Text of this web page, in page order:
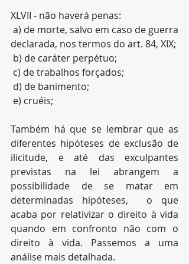
XLVII - não haverá penas:
declarada, nos termos do art. 84, XIX;
b) de caráter perpétuo;
c) de trabalhos forçados;
d) de banimento;
e) cruéis;
Também há que se lembrar que as
diferentes hipóteses de exclusão de
ilicitude, e até das exculpantes
previstas na lei abrangem a
possibilidade de se matar em
determinadas hipóteses,  o que
acaba por relativizar o direito à vida
quando em confronto não com o
direito à vida. Passemos a uma
análise mais detalhada.